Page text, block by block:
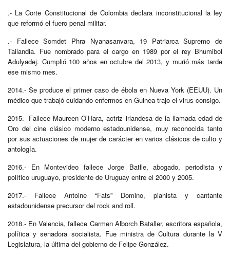
.- La Corte Constitucional de Colombia declara inconstitucional la ley
que reformó el fuero penal militar.
.- Fallece Somdet Phra Nyanasanvara, 19 Patriarca Supremo de
Tailandia. Fue nombrado para el cargo en 1989 por el rey Bhumibol
Adulyadej. Cumplió 100 años en octubre del 2013, y murió más tarde
ese mismo mes.​
2014.- Se produce el primer caso de ébola en Nueva York (EEUU). Un
médico que trabajó cuidando enfermos en Guinea trajo el virus consigo.
2015.- Fallece Maureen O’Hara, actriz irlandesa de la llamada edad de
Oro del cine clásico moderno estadounidense, muy reconocida tanto
por sus actuaciones de mujer de carácter en varios clásicos de culto y
antología.
2016.- En Montevideo fallece Jorge Batlle, abogado, periodista y
político uruguayo, presidente de Uruguay entre el 2000 y 2005.
2017.- Fallece Antoine “Fats” Domino, pianista y cantante
estadounidense precursor del rock and roll.
2018.- En Valencia, fallece Carmen Alborch Bataller, escritora española,
política y senadora socialista. Fue ministra de Cultura durante la V
Legislatura, la última del gobierno de Felipe González.